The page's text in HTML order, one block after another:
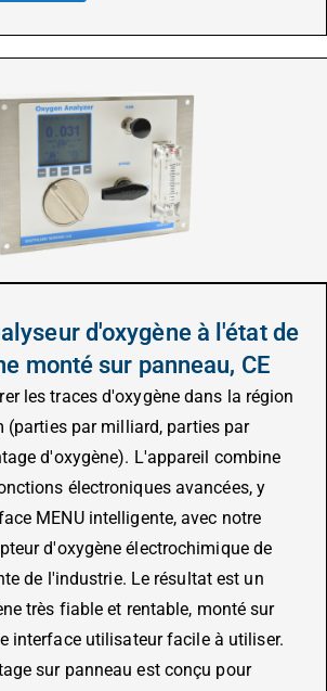
d'oxygène à l'état de
monté sur panneau, CE
les traces d'oxygène dans la région
(parties par milliard, parties par
d'oxygène). L'appareil combine
électroniques avancées, y
MENU intelligente, avec notre
d'oxygène électrochimique de
de l'industrie. Le résultat est un
très fiable et rentable, monté sur
interface utilisateur facile à utiliser.
sur panneau est conçu pour